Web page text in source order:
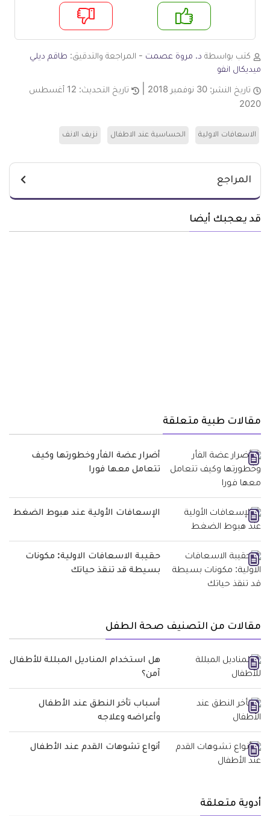
لا
كتب بواسطة د. مروة عصمت - المراجعة والتدقيق: طاقم ديلي
ميديكال انفو
تاريخ النشر: 30 نوفمبر 2018 تاريخ التحديث:
12 أغسطس
2020
الاسعافات الاولية الحساسية عند الاطفال نزيف الانف
المراجع
قد يعجبك أيضا
مقالات طبية متعلقة
أضرار عضة الفأر وخطورتها وكيف
تتعامل معها فورا
الإسعافات الأولية عند هبوط الضغط
حقيبة الاسعافات الاولية: مكونات
بسيطة قد تنقذ حياتك
مقالات من التصنيف صحة الطفل
هل استخدام المناديل المبللة للأطفال
آمن؟
أسباب تأخر النطق عند الأطفال
وأعراضه وعلاجه
أنواع تشوهات القدم عند الأطفال
أدوية متعلقة